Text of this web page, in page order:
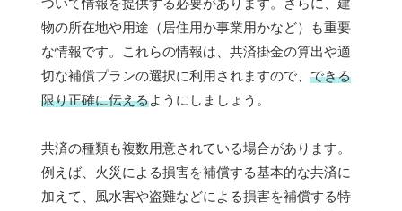
ついて情報を提供する必要があります。さらに、建
物の所在地や用途（居住用か事業用かなど）も重要
な情報です。これらの情報は、共済掛金の算出や適
切な補償プランの選択に利用されますので、 できる
限り正確に伝えるようにしましょう。
共済の種類も複数用意されている場合があります。
例えば、火災による損害を補償する基本的な共済に
加えて、風水害や盗難などによる損害を補償する特